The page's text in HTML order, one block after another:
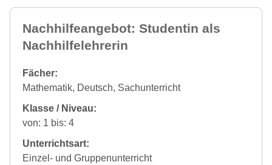
Nachhilfeangebot: Studentin als
Nachhilfelehrerin
Fächer:
Mathematik, Deutsch, Sachunterricht
Klasse / Niveau:
von: 1 bis: 4
Unterrichtsart:
Einzel- und Gruppenunterricht